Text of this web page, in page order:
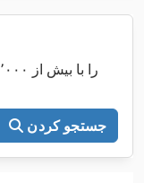
جستجو کردن